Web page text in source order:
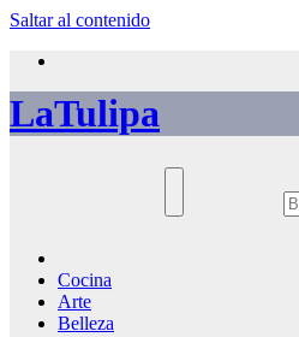
Saltar al contenido
LaTulipa
Cocina
Arte
Belleza